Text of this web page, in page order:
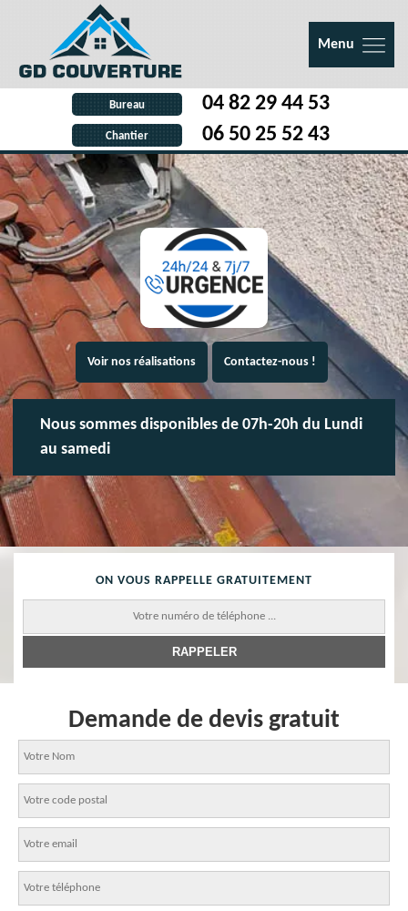
Menu
Bureau 04 82 29 44 53
Chantier 06 50 25 52 43
Voir nos réalisations Contactez-nous !
Nous sommes disponibles de 07h-20h du Lundi
au samedi
ON VOUS RAPPELLE GRATUITEMENT
Demande de devis gratuit